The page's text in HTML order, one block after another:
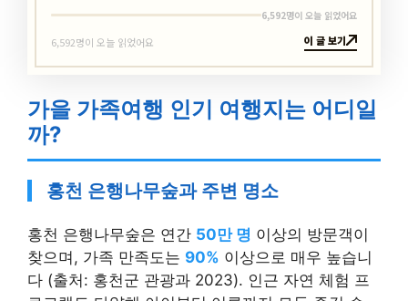
6,592명이 오늘 읽었어요
6,592명이 오늘 읽었어요 이 글 보기
가을 가족여행 인기 여행지는 어디일
까?
홍천 은행나무숲과 주변 명소
홍천 은행나무숲은 연간 50만 명 이상의 방문객이
찾으며, 가족 만족도는 90% 이상으로 매우 높습니
다 (출처: 홍천군 관광과 2023). 인근 자연 체험 프